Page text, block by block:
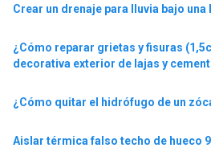
Crear un drenaje para lluvia bajo
¿Cómo reparar grietas y fisuras
decorativa exterior de lajas y
¿Cómo quitar el hidrófugo de un
Aislar térmica falso techo de hueco